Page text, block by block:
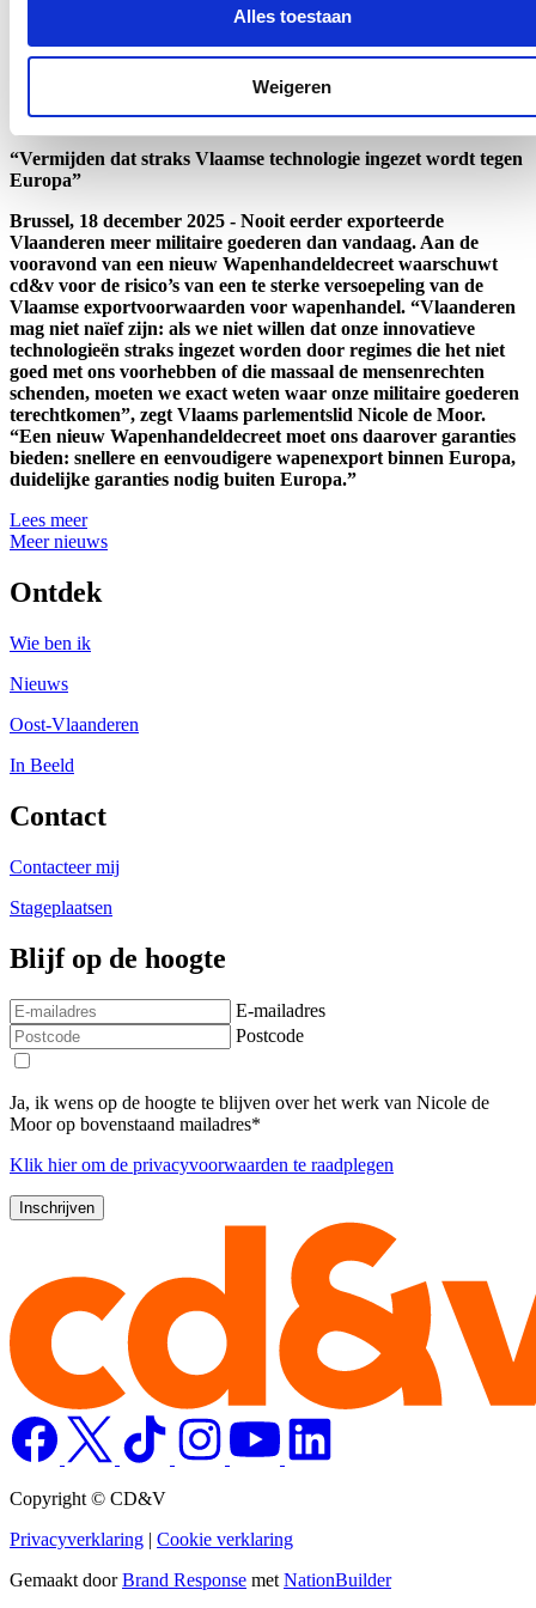
Alles toestaan
Weigeren
Cd&v vraagt duidelijke garanties bij nieuw
19/12/25
“Vermijden dat straks Vlaamse technologie ingezet wordt tegen
Europa”
Brussel, 18 december 2025 - Nooit eerder exporteerde
Vlaanderen meer militaire goederen dan vandaag. Aan de
vooravond van een nieuw Wapenhandeldecreet waarschuwt
cd&v voor de risico’s van een te sterke versoepeling van de
Vlaamse exportvoorwaarden voor wapenhandel. “Vlaanderen
mag niet naïef zijn: als we niet willen dat onze innovatieve
technologieën straks ingezet worden door regimes die het niet
goed met ons voorhebben of die massaal de mensenrechten
schenden, moeten we exact weten waar onze militaire goederen
terechtkomen”, zegt Vlaams parlementslid Nicole de Moor.
“Een nieuw Wapenhandeldecreet moet ons daarover garanties
bieden: snellere en eenvoudigere wapenexport binnen Europa,
duidelijke garanties nodig buiten Europa.”
Lees meer
Meer nieuws
Ontdek
Wie ben ik
Nieuws
Oost-Vlaanderen
In Beeld
Contact
Contacteer mij
Stageplaatsen
Blijf op de hoogte
E-mailadres
Postcode
Ja, ik wens op de hoogte te blijven over het werk van Nicole de
Moor op bovenstaand mailadres*
Klik hierom de privacyvoorwaarden te raadplegen
Copyright © CD&V
Privacyverklaring | Cookie verklaring
Gemaakt doorBrand Response met NationBuilder